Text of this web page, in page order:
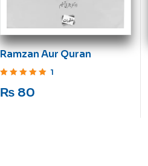
Ramzan Aur Quran
1
₨ 80